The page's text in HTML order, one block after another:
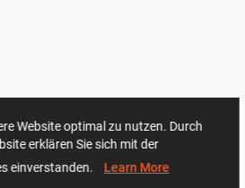
Website optimal zu nutzen. Durch
erklären Sie sich mit der
einverstanden. Learn More